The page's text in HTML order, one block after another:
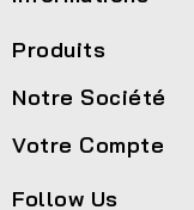
Produits
Notre Société
Votre Compte
Follow Us